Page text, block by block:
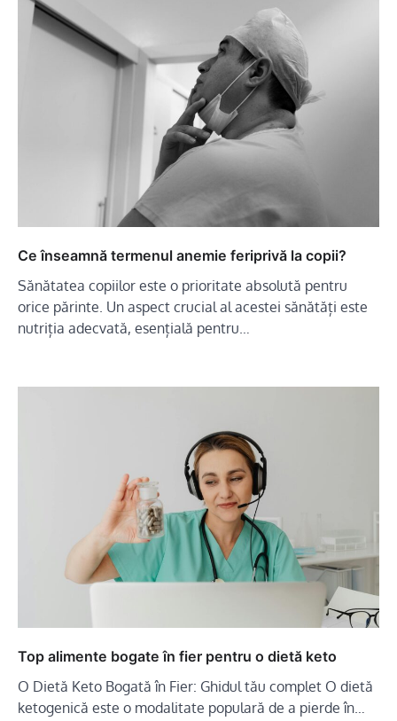
Ce înseamnă termenul anemie feriprivă la copii?
Sănătatea copiilor este o prioritate absolută pentru
orice părinte. Un aspect crucial al acestei sănătăți este
nutriția adecvată, esențială pentru…
Top alimente bogate în fier pentru o dietă keto
O Dietă Keto Bogată în Fier: Ghidul tău complet O dietă
ketogenică este o modalitate populară de a pierde în…